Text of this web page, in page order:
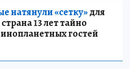
натянули «сетку»для
13 лет тайно
гостей